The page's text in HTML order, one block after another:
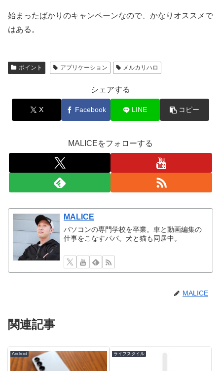
始まったばかりのキャンペーンなので、かなりオススメで
はある。
ポイント アプリケーション メルカリハロ
シェアする
X Facebook LINE コピー
MALICEをフォローする
MALICE
パソコンの専門学校を卒業。車と動画編集の
仕事をこなすパパ。犬と猫も同居中。
MALICE
関連記事
Android ライフスタイル